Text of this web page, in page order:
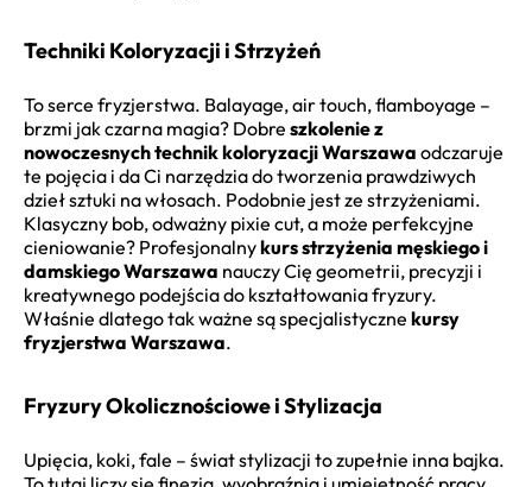
Techniki Koloryzacji i Strzyżeń
To serce fryzjerstwa. Balayage, air touch, flamboyage –
brzmi jak czarna magia? Dobre szkolenie z
nowoczesnych technik koloryzacji Warszawa odczaruje
te pojęcia i da Ci narzędzia do tworzenia prawdziwych
dzieł sztuki na włosach. Podobnie jest ze strzyżeniami.
Klasyczny bob, odważny pixie cut, a może perfekcyjne
cieniowanie? Profesjonalnykurs strzyżenia męskiego i
damskiego Warszawa nauczy Cię geometrii, precyzji i
kreatywnego podejścia do kształtowania fryzury.
Właśnie dlatego tak ważne są specjalistyczne kursy
fryzjerstwa Warszawa.
Fryzury Okolicznościowe i Stylizacja
Upięcia, koki, fale – świat stylizacji to zupełnie inna bajka.